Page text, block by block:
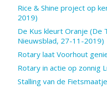
Rice & Shine project op
2019)
De Kus kleurt Oranje (De
Nieuwsblad, 27-11-2019)
Rotary laat Voorhout
Rotary in actie op zonnig
Stalling van de